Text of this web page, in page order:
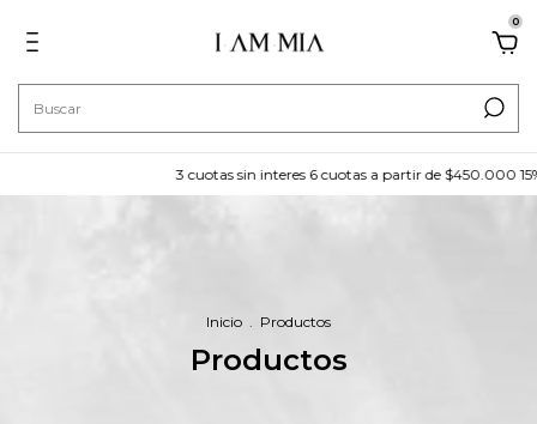
0
3 cuotas sin interes 6 cuotas a partir de $450.000 15% off
Inicio . Productos
Productos